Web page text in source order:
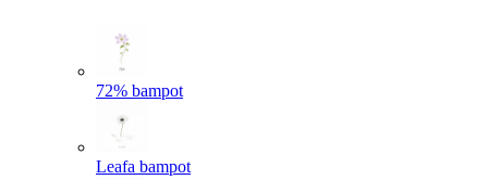
72% bampot
Leafa bampot